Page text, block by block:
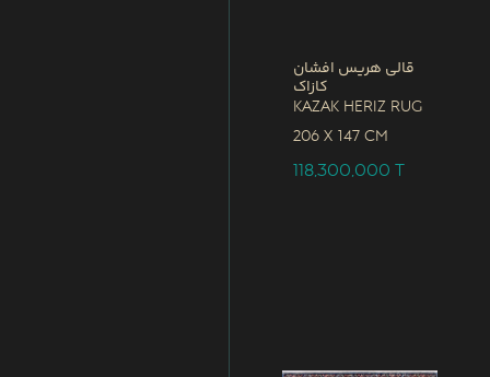
قالی هریس افشان
کازاک
Kazak Heriz Rug
206 x 147 CM
118,300,000T